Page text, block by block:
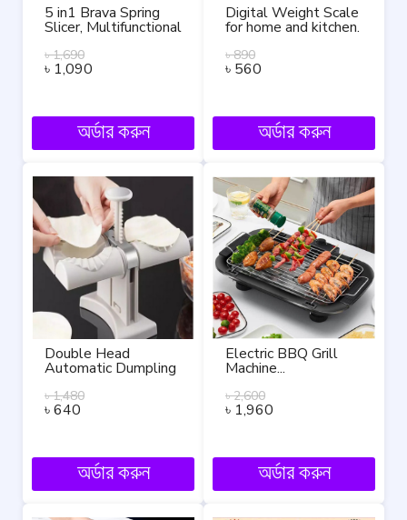
5 in1 Brava Spring
Slicer, Multifunctional
Cutter One-Stop
fearless Solution.
৳1,690
৳ 1,090
অর্ডার করুন
Digital Weight Scale
for home and kitchen.
৳890
৳ 560
অর্ডার করুন
Double Head
Automatic Dumpling
Maker Machine.
৳1,480
৳640
অর্ডার করুন
Electric BBQ Grill
Machine...
৳2,600
৳ 1,960
অর্ডার করুন